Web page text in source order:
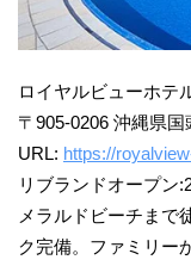
ロイヤルビューホテ
〒905-0206 沖縄県
URL: https://
リブランドオープ
メラルドビーチまで
ク完備。ファミリー